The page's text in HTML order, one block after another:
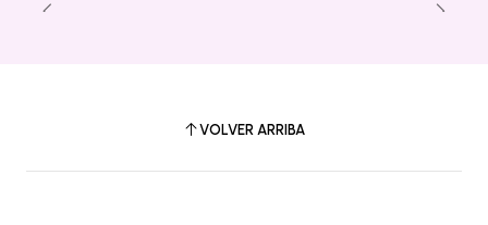
VOLVER ARRIBA